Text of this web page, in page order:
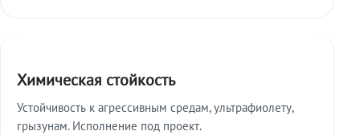
Химическая стойкость
Устойчивость к агрессивным средам, ультрафиолету,
грызунам. Исполнение под проект.